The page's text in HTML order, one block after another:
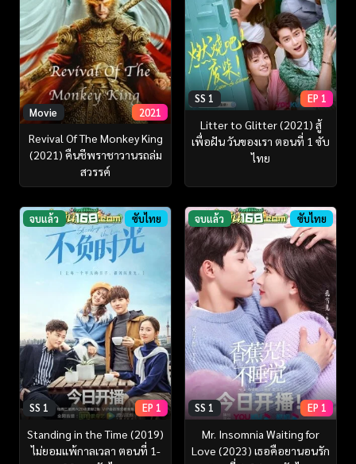
Movie 2021
Revival Of The Monkey King
(2021) คืนชีพราชาวานรถล่ม
สวรรค์
SS 1 EP 1
Litter to Glitter (2021) สู้
เพื่อฝัน วันของเรา ตอนที่ 1 ซับ
ไทย
จบแล้ว ซับไทย
SS 1 EP 1
Standing in the Time (2019)
ไม่ยอมแพ้กาลเวลา ตอนที่ 1-
จบแล้ว ซับไทย
SS 1 EP 1
Mr. Insomnia Waiting for
Love (2023) เธอคือยานอนรัก